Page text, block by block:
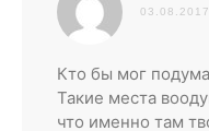
Кто бы мог
Такие места
что именно там